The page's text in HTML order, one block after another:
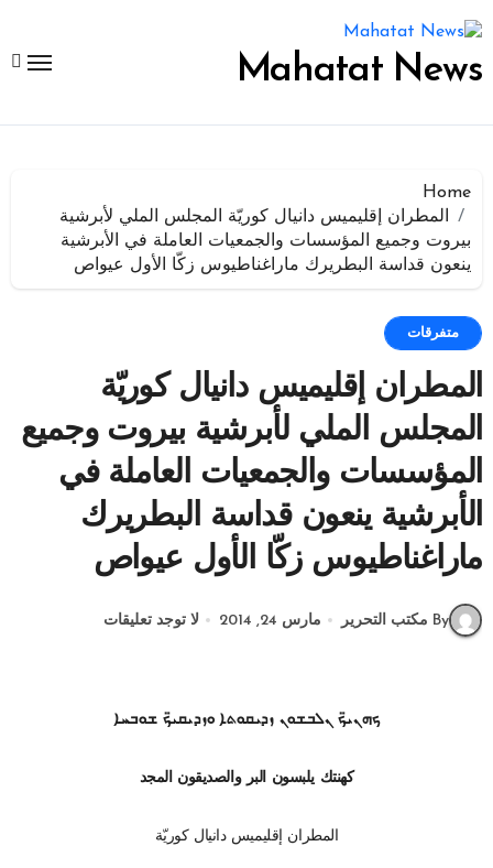
إلى
المحتوى
Mahatat News
Home
المطران إقليميس دانيال كوريّة المجلس الملي لأبرشية
بيروت وجميع المؤسسات والجمعيات العاملة في الأبرشية
ينعون قداسة البطريرك ماراغناطيوس زكّا الأول عيواص
متفرقات
المطران إقليميس دانيال كوريّة
المجلس الملي لأبرشية بيروت وجميع
المؤسسات والجمعيات العاملة في
الأبرشية ينعون قداسة البطريرك
ماراغناطيوس زكّا الأول عيواص
By مكتب التحرير مارس 24, 2014 لا توجد تعليقات
ܟܗܢܝ̈ܟ ܢܠܒܫܘܢ ܙܕܝܩܘܬܐ ܘܙܕܝܩܝ̈ܟ ܫܘܒܚܐ
كهنتك يلبسون البر والصديقون المجد
المطران إقليميس دانيال كوريّة